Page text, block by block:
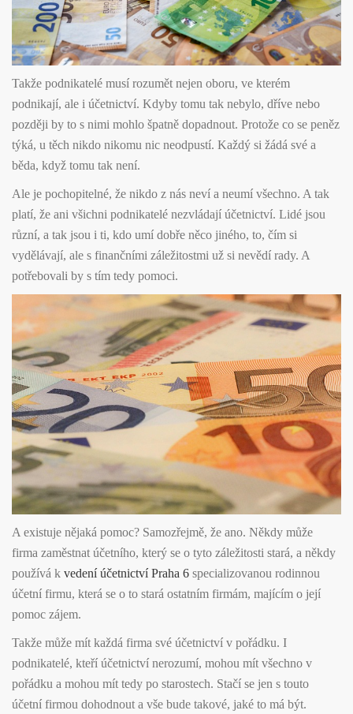
Takže podnikatelé musí rozumět nejen oboru, ve kterém
podnikají, ale i účetnictví. Kdyby tomu tak nebylo, dříve nebo
později by to s nimi mohlo špatně dopadnout. Protože co se peněz
týká, u těch nikdo nikomu nic neodpustí. Každý si žádá své a
běda, když tomu tak není.
Ale je pochopitelné, že nikdo z nás neví a neumí všechno. A tak
platí, že ani všichni podnikatelé nezvládají účetnictví. Lidé jsou
různí, a tak jsou i ti, kdo umí dobře něco jiného, to, čím si
vydělávají, ale s finančními záležitostmi už si nevědí rady. A
potřebovali by s tím tedy pomoci.
A existuje nějaká pomoc? Samozřejmě, že ano. Někdy může
firma zaměstnat účetního, který se o tyto záležitosti stará, a někdy
používá k vedení účetnictví Praha 6 specializovanou rodinnou
účetní firmu, která se o to stará ostatním firmám, majícím o její
pomoc zájem.
Takže může mít každá firma své účetnictví v pořádku. I
podnikatelé, kteří účetnictví nerozumí, mohou mít všechno v
pořádku a mohou mít tedy po starostech. Stačí se jen s touto
účetní firmou dohodnout a vše bude takové, jaké to má být.